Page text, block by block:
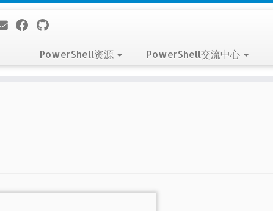
PowerShell资源 PowerShell交流中心